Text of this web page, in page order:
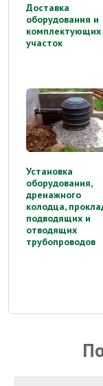
Доставка
оборудования и
комплектующих
участок
Установка
оборудования,
дренажного
колодца,
подводящих и
отводящих
трубопроводов